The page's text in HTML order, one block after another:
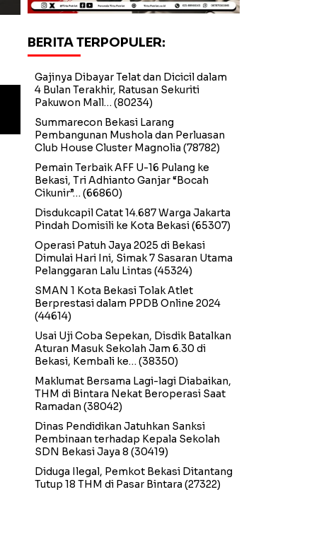
Hasut Pedagang di Masjid, Dirut PTMP Polisikan
BERITA TERPOPULER:
Gajinya Dibayar Telat dan Dicicil dalam
4 Bulan Terakhir, Ratusan Sekuriti
Pakuwon Mall… (80234)
Summarecon Bekasi Larang
Pembangunan Mushola dan Perluasan
Club House Cluster Magnolia (78782)
Pemain Terbaik AFF U-16 Pulang ke
Bekasi, Tri Adhianto Ganjar “Bocah
Cikunir”… (66860)
Disdukcapil Catat 14.687 Warga Jakarta
Pindah Domisili ke Kota Bekasi(65307)
Operasi Patuh Jaya 2025 di Bekasi
Dimulai Hari Ini, Simak 7 Sasaran Utama
Pelanggaran Lalu Lintas (45324)
SMAN 1 Kota Bekasi Tolak Atlet
Berprestasi dalam PPDB Online 2024
(44614)
Usai Uji Coba Sepekan, Disdik Batalkan
Aturan Masuk Sekolah Jam 6.30 di
Bekasi, Kembali ke… (38350)
Maklumat Bersama Lagi-lagi Diabaikan,
THM di Bintara Nekat Beroperasi Saat
Ramadan (38042)
Dinas Pendidikan Jatuhkan Sanksi
Pembinaan terhadap Kepala Sekolah
SDN Bekasi Jaya 8 (30419)
Diduga Ilegal, Pemkot Bekasi Ditantang
Tutup 18 THM di Pasar Bintara (27322)